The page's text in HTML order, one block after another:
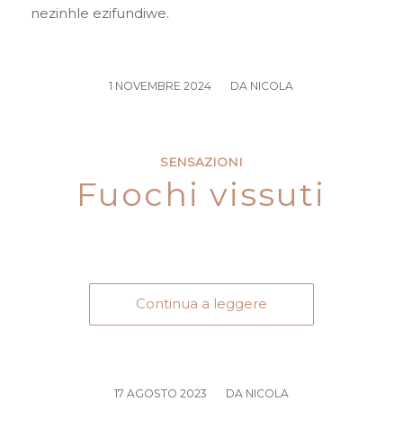
nezinhle ezifundiwe.
1 NOVEMBRE 2024
/ DA NICOLA
SENSAZIONI
Fuochi vissuti
Continua a leggere
17 AGOSTO 2023
/ DA NICOLA